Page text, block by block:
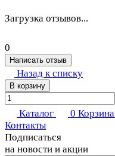
Загрузка отзывов...
0
Написать отзыв
Назад к списку
В корзину
Каталог 0 Корзина
Контакты
Подписаться
на новости и акции